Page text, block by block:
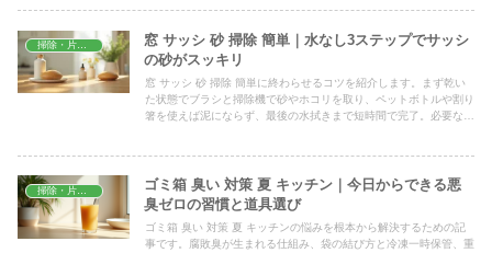
窓 サッシ 砂 掃除 簡単｜水なし3ステップでサッシ
の砂がスッキリ
窓 サッシ 砂 掃除 簡単に終わらせるコツを紹介します。まず乾い
た状態でブラシと掃除機で砂やホコリを取り、ペットボトルや割り
箸を使えば泥にならず、最後の水拭きまで短時間で完了。必要な道
ゴミ箱 臭い 対策 夏 キッチン｜今日からできる悪
臭ゼロの習慣と道具選び
ゴミ箱 臭い 対策 夏 キッチンの悩みを根本から解決するための記
事です。腐敗臭が生まれる仕組み、袋の結び方と冷凍一時保管、重